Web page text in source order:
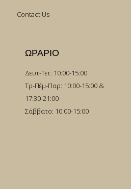
Contact Us
ΩΡΑΡΙΟ
Δευτ-Τετ: 10:00-15:00
Τρ-Πέμ-Παρ: 10:00-15:00 &
17:30-21:00
Σάββατο: 10:00-15:00